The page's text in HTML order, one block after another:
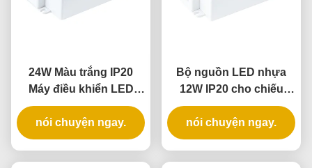
24W Màu trắng IP20
Máy điều khiển LED
nhựa với điện áp liên
tục cho ánh sáng trong
nhà
nói chuyện ngay.
Bộ nguồn LED nhựa
12W IP20 cho chiếu
sáng trong nhà với điện
áp không đổi và đầu
vào đa năng
nói chuyện ngay.